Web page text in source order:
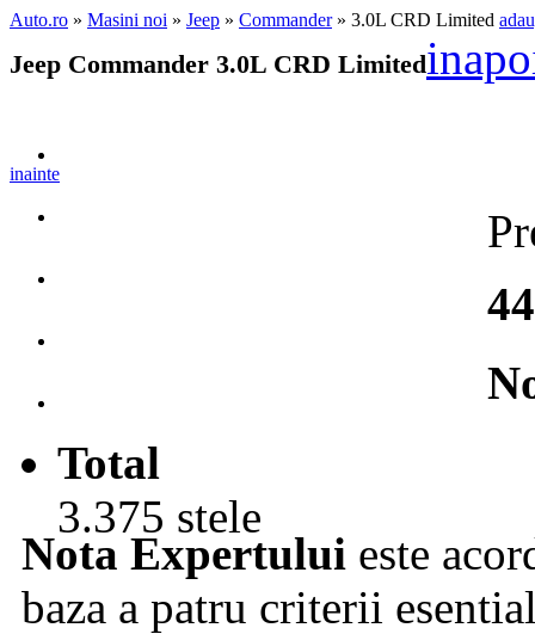
Auto.ro » Masini noi » Jeep » Commander» 3.0L CRD Limited
Jeep Commander 3.0L CRD Limited
inainte
Total
3.375 stele
Nota Expertului este
baza a patru criterii